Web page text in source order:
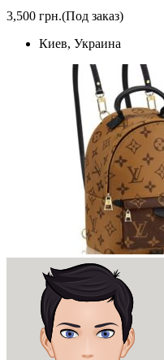
3,500 грн.(Под заказ)
Киев, Украина